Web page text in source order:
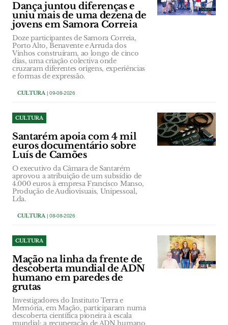
Dança juntou diferenças e
uniu mais de uma dezena de
jovens em Samora Correia
Doze participantes de Samora Correia,
Porto Alto, Benavente e Arruda dos
Vinhos construíram, ao longo de cinco
dias, uma criação colectiva onde
cruzaram diferentes origens, experiências
e formas de expressão.
CULTURA| 09-08-2026
CULTURA
Santarém apoia com 4 mil
euros documentário sobre
Luís de Camões
O executivo da Câmara de Santarém
aprovou a atribuição de um subsídio de
4.000 euros à empresa Francisco Manso,
Produção de Audiovisuais, Unipessoal,
Lda.
CULTURA| 08-08-2026
CULTURA
Mação na linha da frente de
descoberta mundial de ADN
humano em paredes de
grutas
Investigadores do Instituto Terra e
Memória, em Mação, participaram numa
descoberta científica pioneira à escala